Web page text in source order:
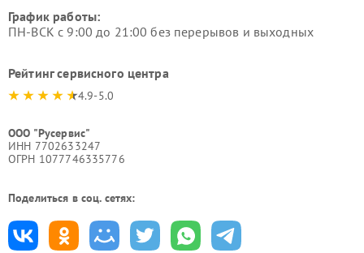
График работы:
ПН-ВСК с 9:00 до 21:00 без перерывов и выходных
Рейтинг сервисного центра
4.9-5.0
ООО "Русервис"
ИНН 7702633247
ОГРН 1077746335776
Поделиться в соц. сетях: